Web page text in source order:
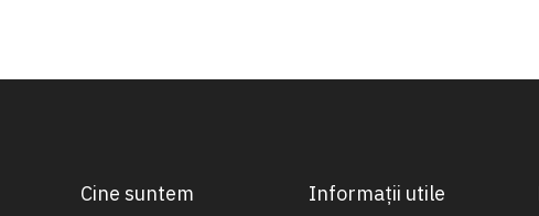
Cine suntem Informații utile